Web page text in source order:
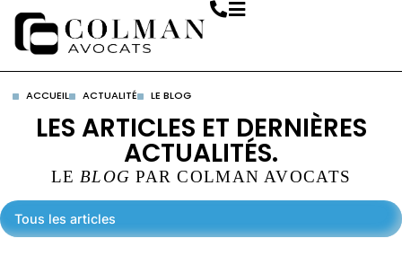
ACCUEIL ACTUALITÉ LE BLOG
LES ARTICLES ET DERNIÈRES
ACTUALITÉS.
LE BLOGPAR COLMAN AVOCATS
Tous les articles